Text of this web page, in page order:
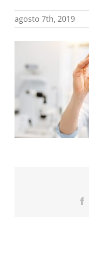
agosto 7th, 2019